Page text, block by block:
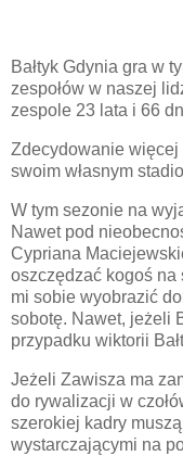
Bałtyk Gdynia gra w
zespołów w naszej
zespole 23 lata i 66
Zdecydowanie więcej
swoim własnym
W tym sezonie na
Nawet pod
Cypriana
oszczędzać kogoś na
mi sobie wyobrazić
sobotę. Nawet, jeżeli
przypadku wiktorii
Jeżeli Zawisza ma
do rywalizacji w
szerokiej kadry
wystarczającymi na